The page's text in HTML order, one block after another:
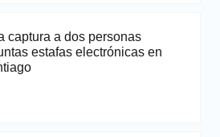
captura a dos personas
estafas electrónicas en